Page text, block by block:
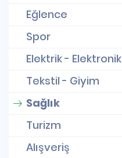
Eğlence
Spor
Elektrik - Elektronik
Tekstil - Giyim
Sağlık
Turizm
Alışveriş